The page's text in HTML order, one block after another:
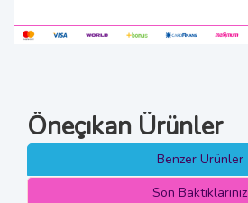
Öneçıkan Ürünler
Benzer Ürünler
Son Baktıklarınız